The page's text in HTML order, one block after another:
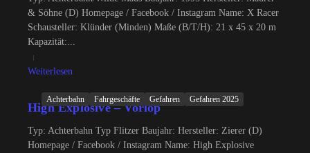
& Söhne (D) Homepage / Facebook / Instagram Name: X Racer
Schausteller: Klünder (Minden) Maße (B/T/H): 21 x 45 x 20 m
Kapazität:...
Weiterlesen
Achterbahn Fahrgeschäfte Gefahren Gefahren 2025
High Explosive – Vorlop
Typ: Achterbahn Typ Flitzer Baujahr: Hersteller: Zierer (D)
Homepage / Facebook / Instagram Name: High Explosive